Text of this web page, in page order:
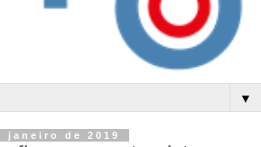
▼
de 2019